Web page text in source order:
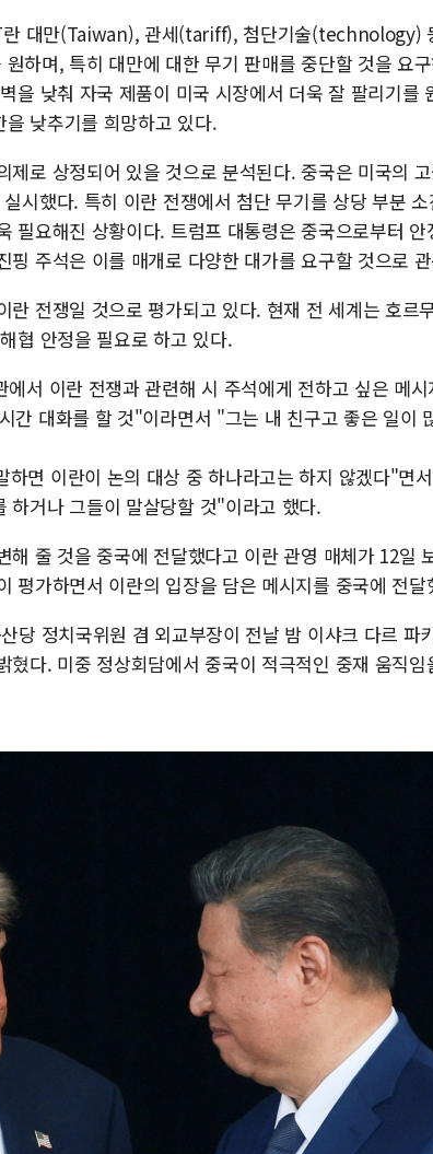
란 대만(Taiwan), 관세(tariff), 첨단기술(technology)
하며, 특히 대만에 대한 무기 판매를 중단할 것을 요
을 낮춰 자국 제품이 미국 시장에서 더욱 잘 팔리기를
낮추기를 희망하고 있다.
제로 상정되어 있을 것으로 분석된다. 중국은 미국의
시했다. 특히 이란 전쟁에서 첨단 무기를 상당 부분
필요해진 상황이다. 트럼프 대통령은 중국으로부터 안
핑 주석은 이를 매개로 다양한 대가를 요구할 것으로
란 전쟁일 것으로 평가되고 있다. 현재 전 세계는 호르
협 안정을 필요로 하고 있다.
서 이란 전쟁과 관련해 시 주석에게 전하고 싶은 메시
간 대화를 할 것"이라면서 "그는 내 친구고 좋은 일이
면 이란이 논의 대상 중 하나라고는 하지 않겠다"면
하거나 그들이 말살당할 것"이라고 했다.
해 줄 것을 중국에 전달했다고 이란 관영 매체가 12일
평가하면서 이란의 입장을 담은 메시지를 중국에 전달
당 정치국위원 겸 외교부장이 전날 밤 이샤크 다르 파
혔다. 미중 정상회담에서 중국이 적극적인 중재 움직임